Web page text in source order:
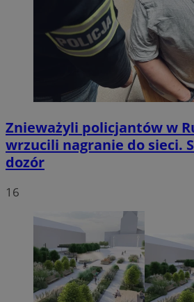
Znieważyli policjantów w
wrzucili nagranie do sieci.
dozór
16